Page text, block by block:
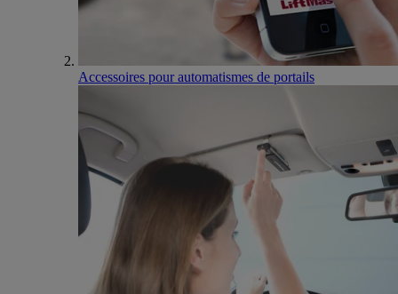
Accessoires pour automatismes de portails